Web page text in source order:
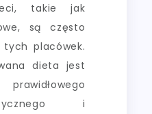
takie jak
są często
placówek.
dieta jest
i